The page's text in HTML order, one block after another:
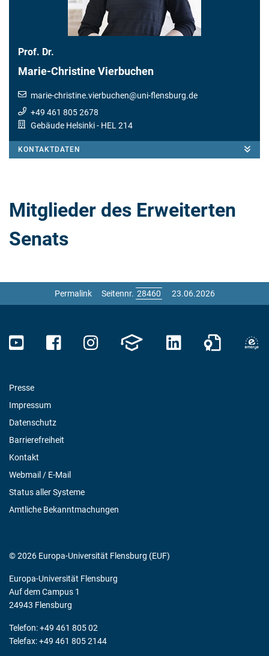
Prof. Dr.
Marie-Christine Vierbuchen
marie-christine.vierbuchen@uni-flensburg.de
+49 461 805 2678
Gebäude Helsinki- HEL 214
KONTAKTDATEN
Mitglieder des Erweiterten
Senats
Permalink Seitennr. 23.06.2026
Presse
Impressum
Datenschutz
Barrierefreiheit
Kontakt
Webmail / E-Mail
Status aller Systeme
Amtliche Bekanntmachungen
© 2026 Europa-Universität Flensburg (EUF)
Europa-Universität Flensburg
Auf dem Campus 1
24943 Flensburg
Telefon: +49 461 805 02
Telefax: +49 461 805 2144